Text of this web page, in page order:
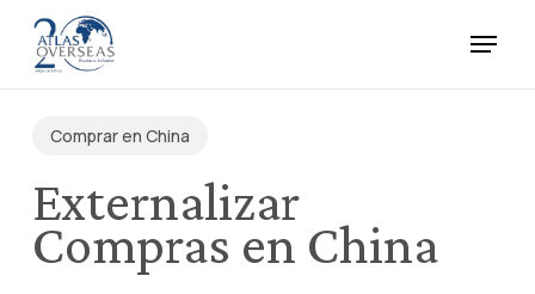
main
Menu
Comprar en China
Externalizar
Compras en China